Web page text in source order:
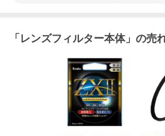
「 レンズフィルター本体」の売